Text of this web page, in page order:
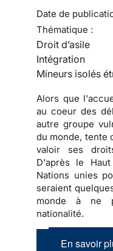
Date de
Thématique :
Droit d’asile
Intégration
Mineurs isolés
Alors que
au coeur des
autre groupe
du monde, tente
valoir ses
D'après le
Nations unies
seraient
monde à ne
nationalité.
En savoir